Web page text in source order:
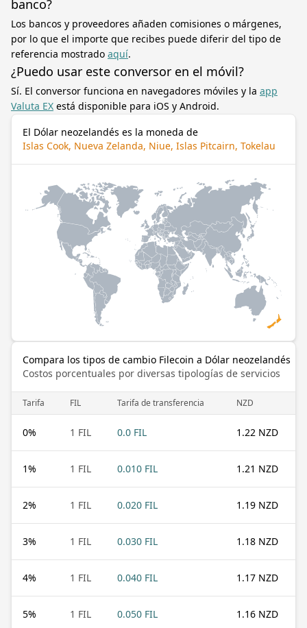
banco?
Los bancos y proveedores añaden comisiones o márgenes,
por lo que el importe que recibes puede diferir del tipo de
referencia mostrado aquí.
¿Puedo usar este conversor en el móvil?
Sí. El conversor funciona en navegadores móviles y la app
Valuta EX está disponible para iOS y Android.
El Dólar neozelandés es la moneda de
Islas Cook, Nueva Zelanda, Niue, Islas Pitcairn, Tokelau
Compara los tipos de cambio Filecoin a Dólar neozelandés
Costos porcentuales por diversas tipologías de servicios
Tarifa FIL Tarifa de transferencia NZD
0% 1 FIL 0.0 FIL 1.22 NZD
1% 1 FIL 0.010 FIL 1.21 NZD
2% 1 FIL 0.020 FIL 1.19 NZD
3% 1 FIL 0.030 FIL 1.18 NZD
4% 1 FIL 0.040 FIL 1.17 NZD
5% 1 FIL 0.050 FIL 1.16 NZD